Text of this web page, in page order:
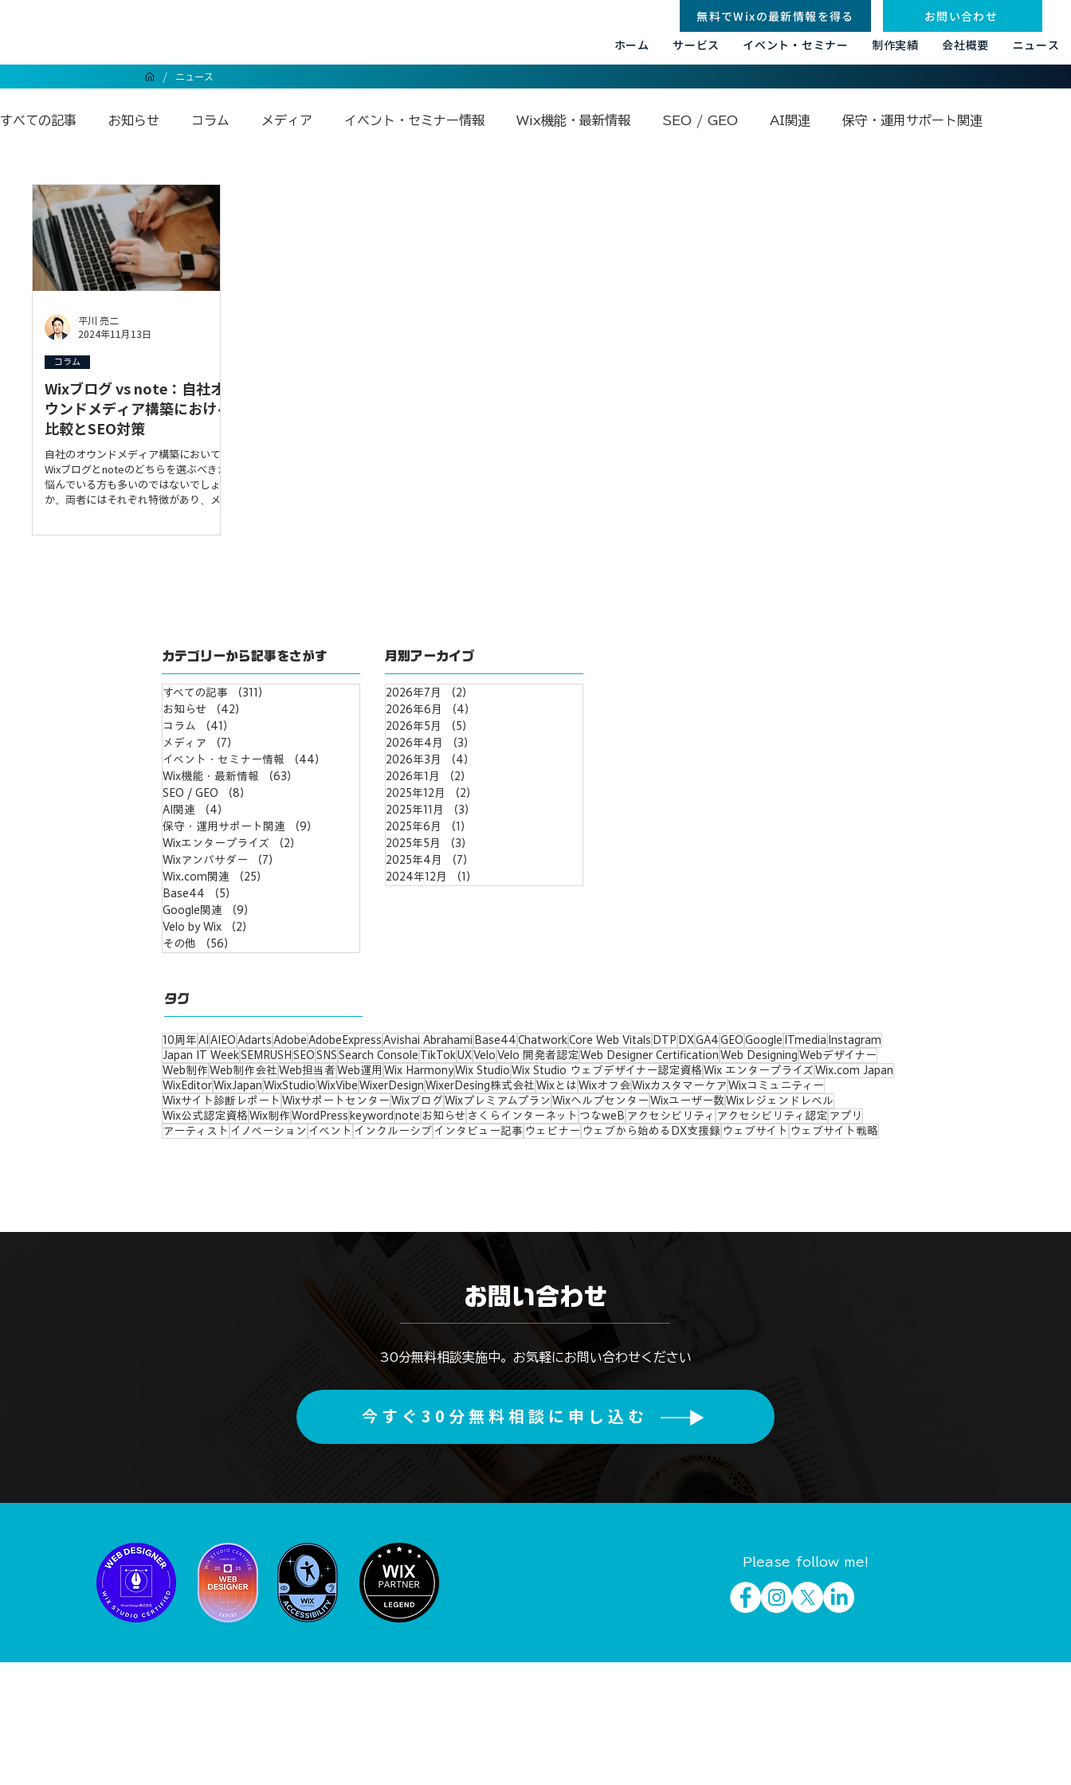
無料でWixの最新情報を得る お問い合わせ
ホーム サービス イベント・セミナー 制作実績 会社概要 ニュース
/ ニュース
すべての記事 お知らせ コラム メディア イベント・セミナー情報 Wix機能・最新情報 SEO / GEO AI関連 保守・運用サポート関連
Wixエンタープライズ Wixアンバサダー
Wixブログ vs note：自社オ
ウンドメディア構築における
比較とSEO対策
自社のオウンドメディア構築において、
Wixブログとnoteのどちらを選ぶべきか
悩んでいる方も多いのではないでしょう
か。両者にはそれぞれ特徴があり、メリ
キストベースの投稿に特化したプラット
成に強みを持つ。 主な機能 ブログ記事
作成、画像・動画投稿、デザインカスタ
マイズ、SEO設定、フォーム作成などア
プリ連携 記事作成、画像・動画投稿、
コメント機能、マガジン機能など ター
ゲット 幅広い業種・規模の企業、個人
ブログ、ポートフォリオサイトなど 個
人ブロガー、クリエイター、ライター、
企業の広報など Wixブログのメリット・
デメリット メリット デザインの自由度
コラム
平川 亮二
2024年11月13日
カテゴリーから記事をさがす
すべての記事 （311）
お知らせ
（42）
コラム
（41）
メディア
（7）
イベント・セミナー情報
（44）
Wix機能・最新情報
（63）
SEO / GEO
（8）
AI関連
（4）
保守・運用サポート関連
（9）
Wixエンタープライズ
（2）
Wixアンバサダー
（7）
Wix.com関連
（25）
Base44
（5）
Google関連
（9）
Velo by Wix
（2）
その他
（56）
月別アーカイブ
2026年7月 （2）
2026年6月
（4）
2026年5月
（5）
2026年4月
（3）
2026年3月
（4）
2026年1月
（2）
2025年12月
（2）
2025年11月
（3）
2025年6月
（1）
2025年5月
（3）
2025年4月
（7）
2024年12月
（1）
タグ
10周年 AI AIEO Adarts Adobe AdobeExpress Avishai Abrahami Base44 ChatworkCore Web Vitals DTP DXGA4 GEO Google ITmedia Instagram
Japan IT WeekSEMRUSH SEO SNS Search Console TikTokUXVelo Velo 開発者認定 Web Designer Certification Web Designing Webデザイナー
Web制作 Web制作会社 Web担当者 Web運用 Wix HarmonyWix Studio Wix Studio ウェブデザイナー認定資格Wix エンタープライズ Wix.com Japan
WixEditorWixJapan WixStudio WixVibe WixerDesign WixerDesing株式会社 Wixとは Wixオフ会Wixカスタマーケア Wixコミュニティー
Wixサイト診断レポート Wixサポートセンター WixブログWixプレミアムプラン Wixヘルプセンター Wixユーザー数 Wixレジェンドレベル
Wix公式認定資格Wix制作 WordPress keyword note お知らせ さくらインターネット つなweB アクセシビリティ アクセシビリティ認定 アプリ
アーティスト イノベーション イベント インクルーシブ インタビュー記事 ウェビナー ウェブから始めるDX支援録 ウェブサイト ウェブサイト戦略
お問い合わせ
​30分無料相談実施中。お気軽にお問い合わせください
今すぐ30分無料相談に申し込む
Please follow me!